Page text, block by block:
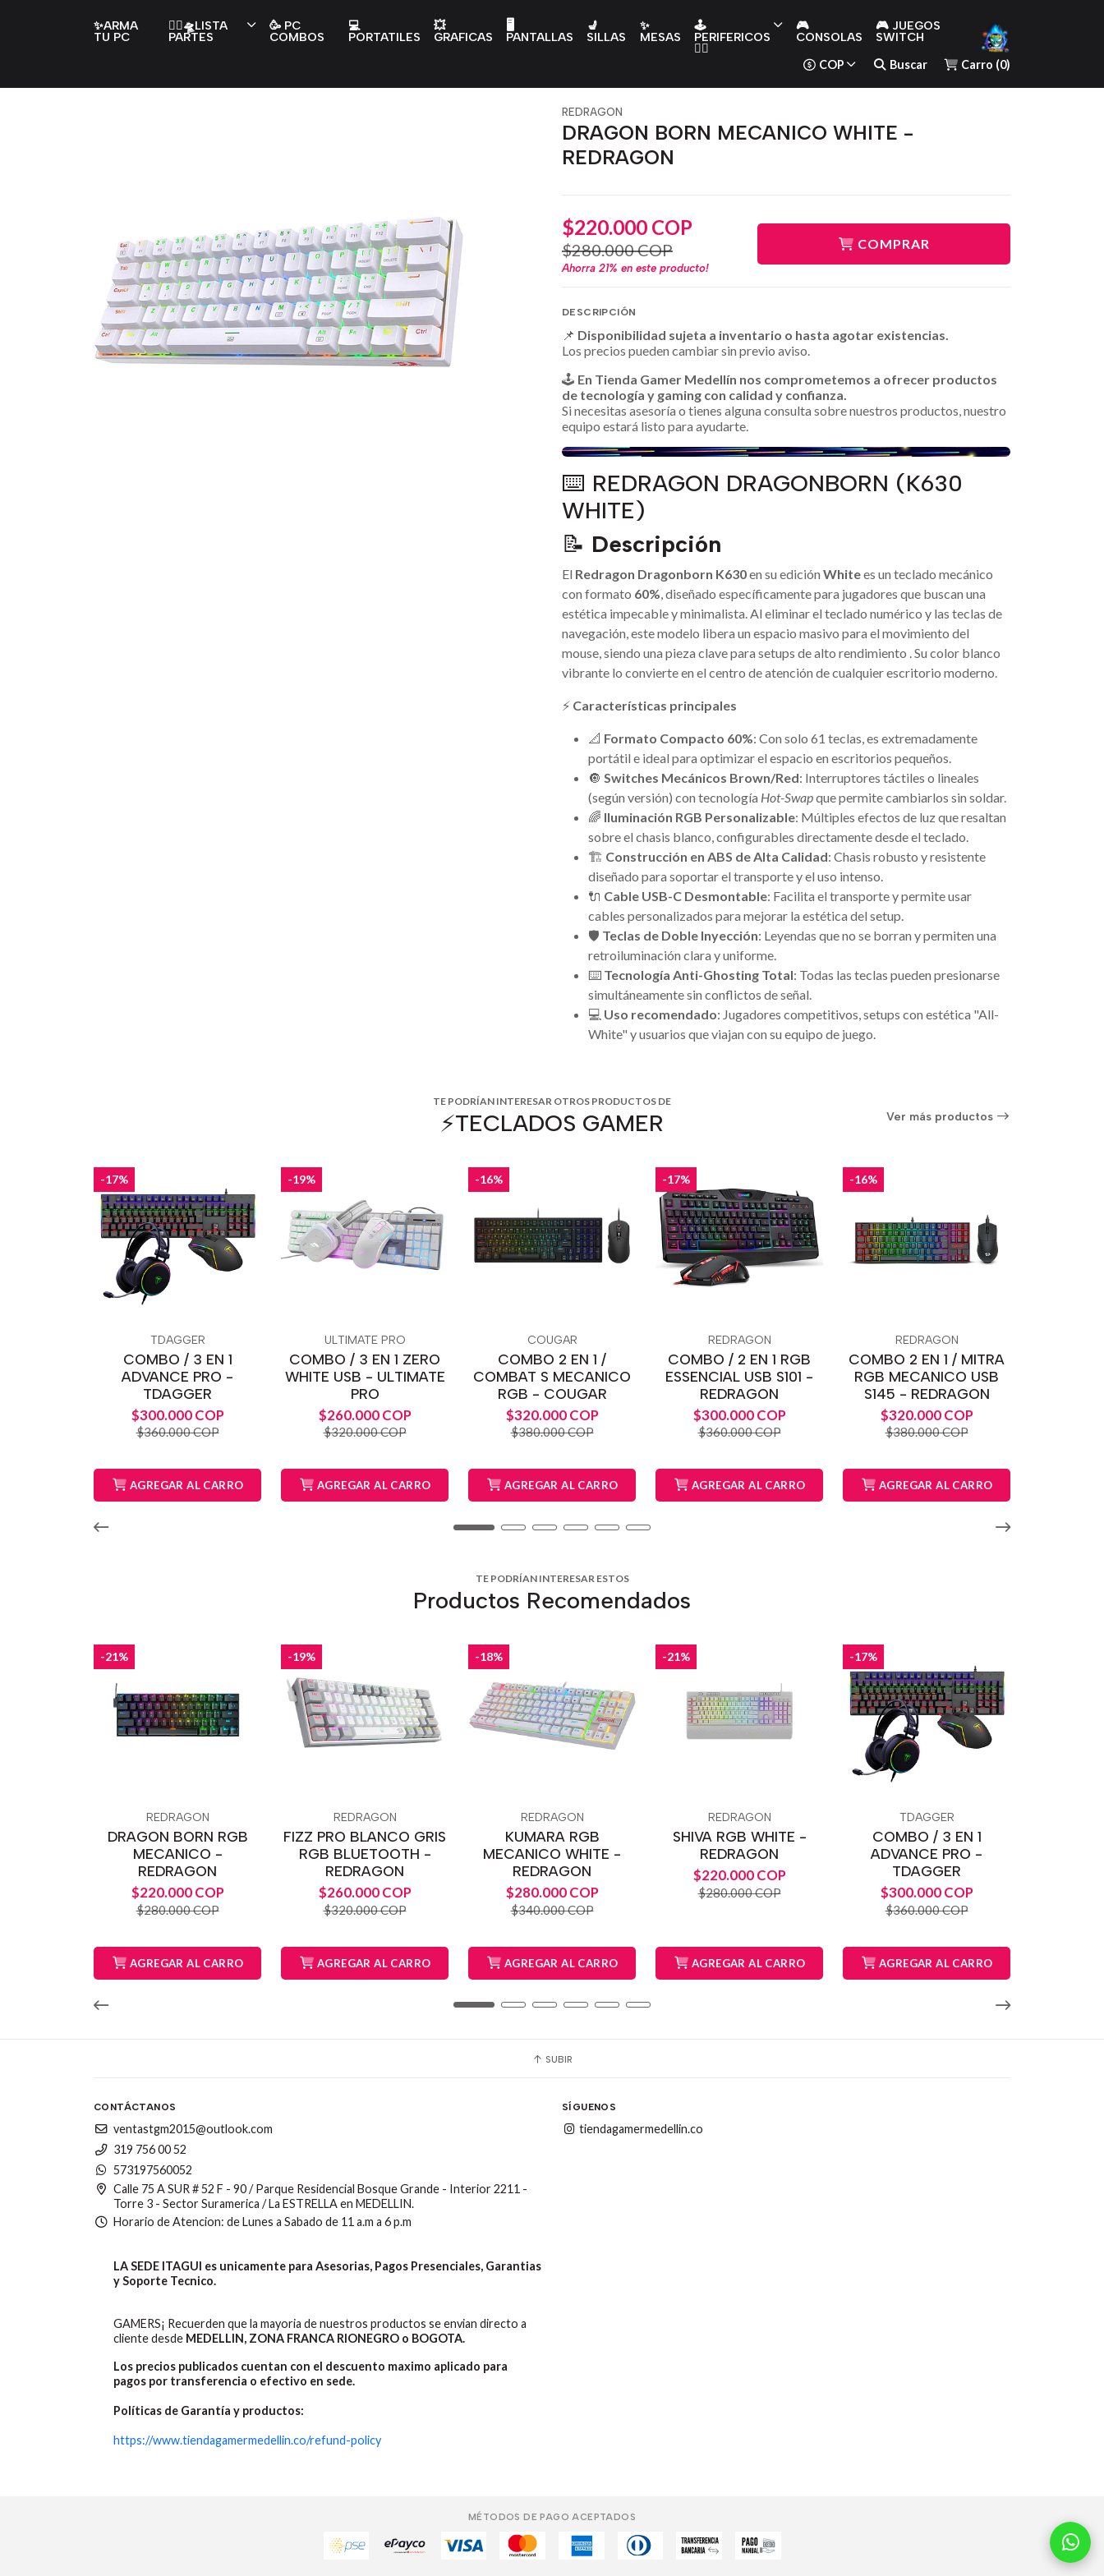
✨ARMA
TU PC
👇🏻🛸LISTA
PARTES
🥳 PC
COMBOS
💻
PORTATILES
💥
GRAFICAS
🖥️
PANTALLAS
💺
SILLAS
✨
MESAS
🕹️
PERIFERICOS
👇🏻
🎮
CONSOLAS
🎮 JUEGOS
SWITCH
COP Buscar Carro (0)
REDRAGON
DRAGON BORN MECANICO WHITE -
REDRAGON
$220.000 COP
$280.000 COP
Ahorra 21% en este producto!
COMPRAR
DESCRIPCIÓN
📌 Disponibilidad sujeta a inventario o hasta agotar existencias.
Los precios pueden cambiar sin previo aviso.
🕹️ En Tienda Gamer Medellín nos comprometemos a ofrecer productos
de tecnología y gaming con calidad y confianza.
Si necesitas asesoría o tienes alguna consulta sobre nuestros productos, nuestro
equipo estará listo para ayudarte.
⌨️ REDRAGON DRAGONBORN (K630
WHITE)
📝 Descripción
El Redragon Dragonborn K630en su edición Whitees un teclado mecánico
con formato 60%, diseñado específicamente para jugadores que buscan una
estética impecable y minimalista. Al eliminar el teclado numérico y las teclas de
navegación, este modelo libera un espacio masivo para el movimiento del
mouse, siendo una pieza clave para setups de alto rendimiento . Su color blanco
vibrante lo convierte en el centro de atención de cualquier escritorio moderno.
⚡ Características principales
📐 Formato Compacto 60%: Con solo 61 teclas, es extremadamente
portátil e ideal para optimizar el espacio en escritorios pequeños.
🔘 Switches Mecánicos Brown/Red: Interruptores táctiles o lineales
(según versión) con tecnología Hot-Swapque permite cambiarlos sin soldar.
🌈 Iluminación RGB Personalizable: Múltiples efectos de luz que resaltan
sobre el chasis blanco, configurables directamente desde el teclado.
🏗️ Construcción en ABS de Alta Calidad: Chasis robusto y resistente
diseñado para soportar el transporte y el uso intenso.
🔌 Cable USB-C Desmontable: Facilita el transporte y permite usar
cables personalizados para mejorar la estética del setup.
🛡️ Teclas de Doble Inyección: Leyendas que no se borran y permiten una
retroiluminación clara y uniforme.
⌨️ Tecnología Anti-Ghosting Total: Todas las teclas pueden presionarse
simultáneamente sin conflictos de señal.
💻 Uso recomendado: Jugadores competitivos, setups con estética "All-
White" y usuarios que viajan con su equipo de juego.
TE PODRÍAN INTERESAR OTROS PRODUCTOS DE
⚡️TECLADOS GAMER Ver más productos
-17%
TDAGGER
COMBO / 3 EN 1
ADVANCE PRO -
TDAGGER
$300.000 COP
$360.000 COP
AGREGAR AL CARRO
-19%
ULTIMATE PRO
COMBO / 3 EN 1 ZERO
WHITE USB - ULTIMATE
PRO
$260.000 COP
$320.000 COP
AGREGAR AL CARRO
-16%
COUGAR
COMBO 2 EN 1 /
COMBAT S MECANICO
RGB - COUGAR
$320.000 COP
$380.000 COP
AGREGAR AL CARRO
-17%
REDRAGON
COMBO / 2 EN 1 RGB
ESSENCIAL USB S101 -
REDRAGON
$300.000 COP
$360.000 COP
AGREGAR AL CARRO
-16%
REDRAGON
COMBO 2 EN 1 / MITRA
RGB MECANICO USB
S145 - REDRAGON
$320.000 COP
$380.000 COP
AGREGAR AL CARRO
TE PODRÍAN INTERESAR ESTOS
Productos Recomendados
-21%
REDRAGON
DRAGON BORN RGB
MECANICO -
REDRAGON
$220.000 COP
$280.000 COP
AGREGAR AL CARRO
-19%
REDRAGON
FIZZ PRO BLANCO GRIS
RGB BLUETOOTH -
REDRAGON
$260.000 COP
$320.000 COP
AGREGAR AL CARRO
-18%
REDRAGON
KUMARA RGB
MECANICO WHITE -
REDRAGON
$280.000 COP
$340.000 COP
AGREGAR AL CARRO
-21%
REDRAGON
SHIVA RGB WHITE -
REDRAGON
$220.000 COP
$280.000 COP
AGREGAR AL CARRO
-17%
TDAGGER
COMBO / 3 EN 1
ADVANCE PRO -
TDAGGER
$300.000 COP
$360.000 COP
AGREGAR AL CARRO
SUBIR
CONTÁCTANOS
ventastgm2015@outlook.com
319 756 00 52
573197560052
Calle 75 A SUR # 52 F - 90 / Parque Residencial Bosque Grande - Interior 2211 -
Torre 3 - Sector Suramerica / La ESTRELLA en MEDELLIN.
Horario de Atencion: de Lunes a Sabado de 11 a.m a 6 p.m
LA SEDE ITAGUI es unicamente para Asesorias, Pagos Presenciales, Garantias
y Soporte Tecnico.
GAMERS¡ Recuerden que la mayoria de nuestros productos se envian directo a
cliente desde MEDELLIN, ZONA FRANCA RIONEGRO o BOGOTA.
Los precios publicados cuentan con el descuento maximo aplicado para
pagos por transferencia o efectivo en sede.
Políticas de Garantía y productos:
https://www.tiendagamermedellin.co/refund-policy
SÍGUENOS
tiendagamermedellin.co
MÉTODOS DE PAGO ACEPTADOS